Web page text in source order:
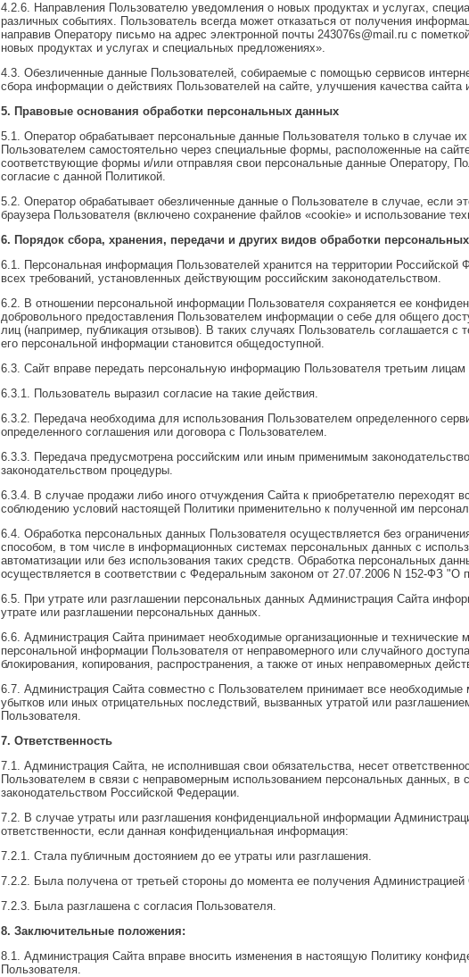
4.2.6. Направления Пользователю уведомления о новых продуктах и услугах,
различных событиях. Пользователь всегда может отказаться от получения
направив Оператору письмо на адрес электронной почты 243076s@mail.ru с
новых продуктах и услугах и специальных предложениях».
4.3. Обезличенные данные Пользователей, собираемые с помощью сервисов
сбора информации о действиях Пользователей на сайте, улучшения качества сайта
5. Правовые основания обработки персональных данных
5.1. Оператор обрабатывает персональные данные Пользователя только в случае
Пользователем самостоятельно через специальные формы, расположенные на
соответствующие формы и/или отправляя свои персональные данные Оператору,
согласие с данной Политикой.
5.2. Оператор обрабатывает обезличенные данные о Пользователе в случае, если
браузера Пользователя (включено сохранение файлов «cookie» и использование
6. Порядок сбора, хранения, передачи и других видов обработки
6.1. Персональная информация Пользователей хранится на территории Российской
всех требований, установленных действующим российским законодательством.
6.2. В отношении персональной информации Пользователя сохраняется ее
добровольного предоставления Пользователем информации о себе для общего
лиц (например, публикация отзывов). В таких случаях Пользователь соглашается с
его персональной информации становится общедоступной.
6.3. Сайт вправе передать персональную информацию Пользователя третьим
6.3.1. Пользователь выразил согласие на такие действия.
6.3.2. Передача необходима для использования Пользователем определенного
определенного соглашения или договора с Пользователем.
6.3.3. Передача предусмотрена российским или иным применимым
законодательством процедуры.
6.3.4. В случае продажи либо иного отчуждения Сайта к приобретателю переходят
соблюдению условий настоящей Политики применительно к полученной им
6.4. Обработка персональных данных Пользователя осуществляется без
способом, в том числе в информационных системах персональных данных с
автоматизации или без использования таких средств. Обработка персональных
осуществляется в соответствии с Федеральным законом от 27.07.2006 N 152-ФЗ "О
6.5. При утрате или разглашении персональных данных Администрация Сайта
утрате или разглашении персональных данных.
6.6. Администрация Сайта принимает необходимые организационные и
персональной информации Пользователя от неправомерного или случайного
блокирования, копирования, распространения, а также от иных неправомерных
6.7. Администрация Сайта совместно с Пользователем принимает все
убытков или иных отрицательных последствий, вызванных утратой или
Пользователя.
7. Ответственность
7.1. Администрация Сайта, не исполнившая свои обязательства, несет
Пользователем в связи с неправомерным использованием персональных данных, в
законодательством Российской Федерации.
7.2. В случае утраты или разглашения конфиденциальной информации
ответственности, если данная конфиденциальная информация:
7.2.1. Стала публичным достоянием до ее утраты или разглашения.
7.2.2. Была получена от третьей стороны до момента ее получения Администрацией
7.2.3. Была разглашена с согласия Пользователя.
8. Заключительные положения:
8.1. Администрация Сайта вправе вносить изменения в настоящую Политику
Пользователя.